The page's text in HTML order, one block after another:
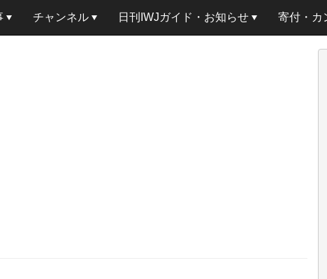
チャンネル 日刊IWJガイド・お知らせ 寄付・カ